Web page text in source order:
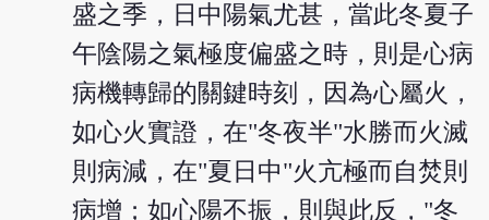
盛之季，日中陽氣尤甚，當此冬夏子
午陰陽之氣極度偏盛之時，則是心病
病機轉歸的關鍵時刻，因為心屬火，
如心火實證，在"冬夜半"水勝而火滅
則病減，在"夏日中"火亢極而自焚則
病增；如心陽不振，則與此反，"冬